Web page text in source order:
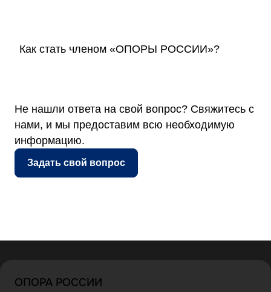
Как стать членом «ОПОРЫ РОССИИ»?
Не нашли ответа на свой вопрос? Свяжитесь с
нами, и мы предоставим всю необходимую
информацию.
Задать свой вопрос
ОПОРА РОССИИ